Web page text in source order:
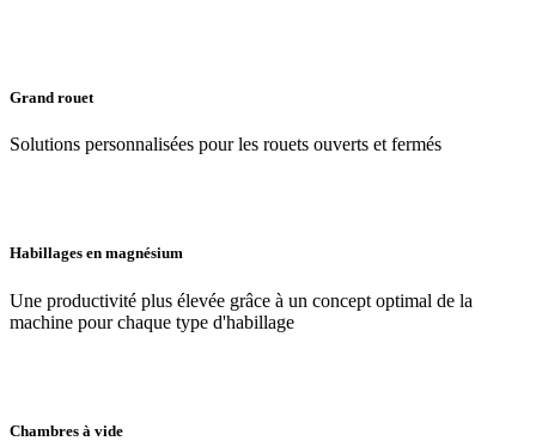
Grand rouet
Solutions personnalisées pour les rouets ouverts et fermés
Habillages en magnésium
Une productivité plus élevée grâce à un concept optimal de la
machine pour chaque type d'habillage
Chambres à vide